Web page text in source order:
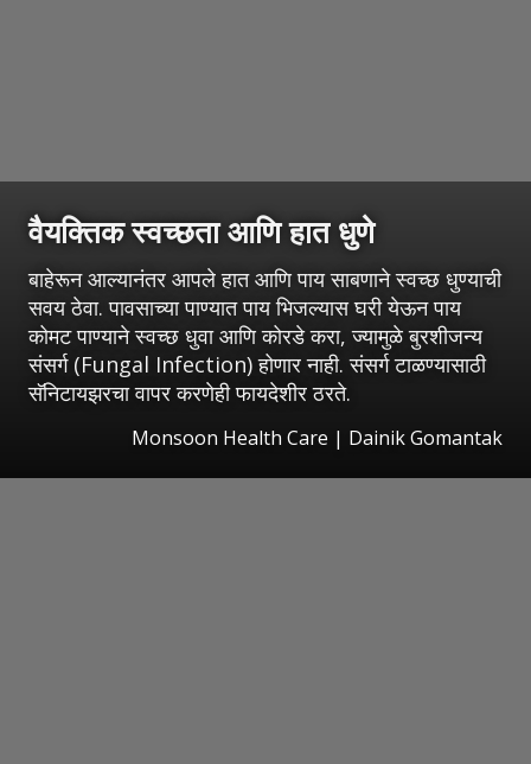
वैयक्तिक स्वच्छता आणि हात धुणे
बाहेरून आल्यानंतर आपले हात आणि पाय साबणाने स्वच्छ धुण्याची
सवय ठेवा. पावसाच्या पाण्यात पाय भिजल्यास घरी येऊन पाय
कोमट पाण्याने स्वच्छ धुवा आणि कोरडे करा, ज्यामुळे बुरशीजन्य
संसर्ग (Fungal Infection) होणार नाही. संसर्ग टाळण्यासाठी
सॅनिटायझरचा वापर करणेही फायदेशीर ठरते.
Monsoon Health Care | Dainik Gomantak